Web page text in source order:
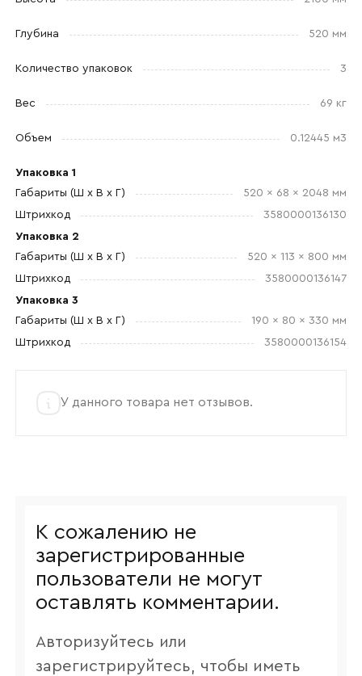
Глубина 520 мм
Количество упаковок 3
Вес 69 кг
Объем 0.12445 м3
Упаковка 1
Габариты (Ш x В x Г)
520 x 68 x 2048 мм
Штрихкод
3580000136130
Упаковка 2
Габариты (Ш x В x Г)
520 x 113 x 800 мм
Штрихкод
3580000136147
Упаковка 3
Габариты (Ш x В x Г)
190 x 80 x 330 мм
Штрихкод
3580000136154
У данного товара нет отзывов.
К сожалению не
зарегистрированные
пользователи не могут
оставлять комментарии.
Авторизуйтесь или
зарегистрируйтесь, чтобы иметь
и обработкой данных.